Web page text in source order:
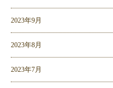
2023年9月
2023年8月
2023年7月